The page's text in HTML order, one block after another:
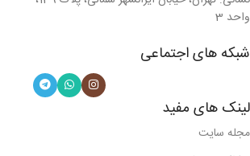
واحد 3
شبکه های اجتماعی
لینک های مفید
مجله سایت